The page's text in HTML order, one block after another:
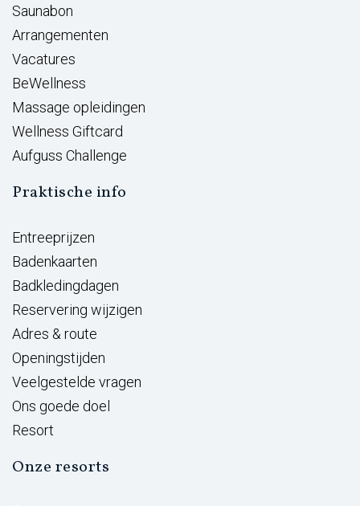
Saunabon
Arrangementen
Vacatures
BeWellness
Massage opleidingen
Wellness Giftcard
Aufguss Challenge
Praktische info
Entreeprijzen
Badenkaarten
Badkledingdagen
Reservering wijzigen
Adres & route
Openingstijden
Veelgestelde vragen
Ons goede doel
Resort
Onze resorts